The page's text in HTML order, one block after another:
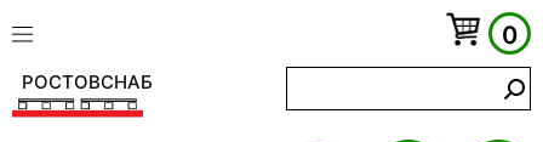
0
РОСТОВСНАБ